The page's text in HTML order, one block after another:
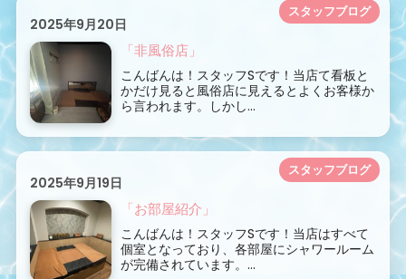
2025年9月20日
スタッフブログ
「非風俗店」
こんばんは！スタッフSです！当店て看板と
かだけ見ると風俗店に見えるとよくお客様か
ら言われます。しかし...
2025年9月19日
スタッフブログ
「お部屋紹介」
こんばんは！スタッフSです！当店はすべて
個室となっており、各部屋にシャワールーム
が完備されています。...